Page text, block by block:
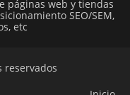
páginas web y tiendas
SEO/SEM,
etc
reservados